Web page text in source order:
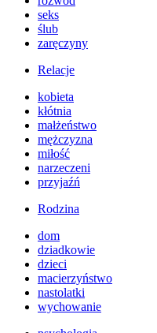
seks
ślub
zaręczyny
Relacje
kobieta
kłótnia
małżeństwo
mężczyzna
miłość
narzeczeni
przyjaźń
Rodzina
dom
dziadkowie
dzieci
macierzyństwo
nastolatki
wychowanie